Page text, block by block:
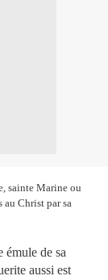
sainte Marine ou
au Christ par sa
émule de sa
aussi est